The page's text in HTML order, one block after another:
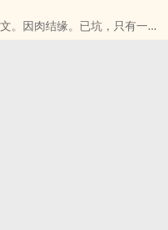
。因肉结缘。已坑，只有一章